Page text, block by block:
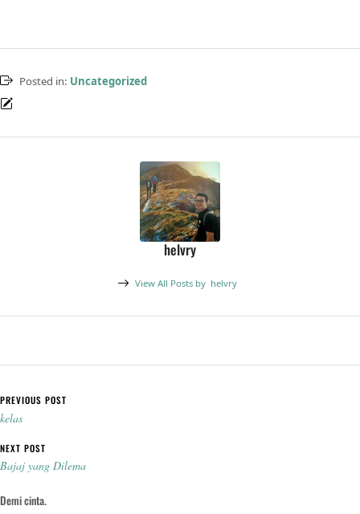
sebuah kubur yang kosong.
Paskah bukan sekadar
ornamen telur atau bunga,
Posted in: Uncategorized
helvry
View All Posts by helvry
Post navigation
PREVIOUS POST
kelas
NEXT POST
Bajaj yang Dilema
Demi cinta.